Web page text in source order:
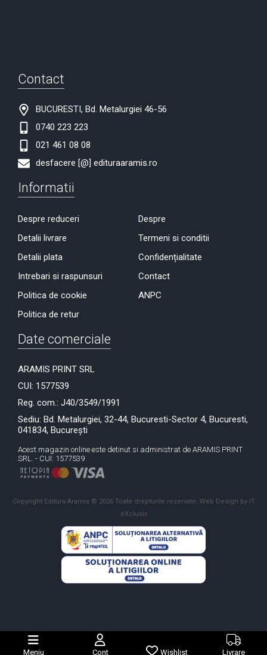
Contact
BUCURESTI, Bd. Metalurgiei 46-56
0740 223 223
021 461 08 08
desfacere [@] edituraaramis.ro
Informatii
Despre reduceri
Detalii livrare
Detalii plata
Intrebari si raspunsuri
Politica de cookie
Politica de retur
Despre
Termeni si conditii
Confidențialitate
Contact
ANPC
Date comerciale
ARAMIS PRINT SRL
CUI: 1577539
Reg. com.: J40/3549/1991
Sediu: Bd. Metalurgiei, 32-44, Bucuresti-Sector 4, Bucuresti,
041834, București
Acest magazin online este detinut si administrat de ARAMIS PRINT
SRL. - CUI: 1577539
Copyright Editura Aramis © 2026 Toate drepturile rezervate. Web Design by IT
eXclusiv
Meniu Cont Wishlist Livrare